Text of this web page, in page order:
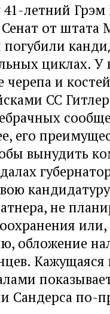
летний Грэм
от штата
циклах. У
черепа и
СС
его
вынудить
не
или,
обложение
Кажущаяся
Сандерса по-